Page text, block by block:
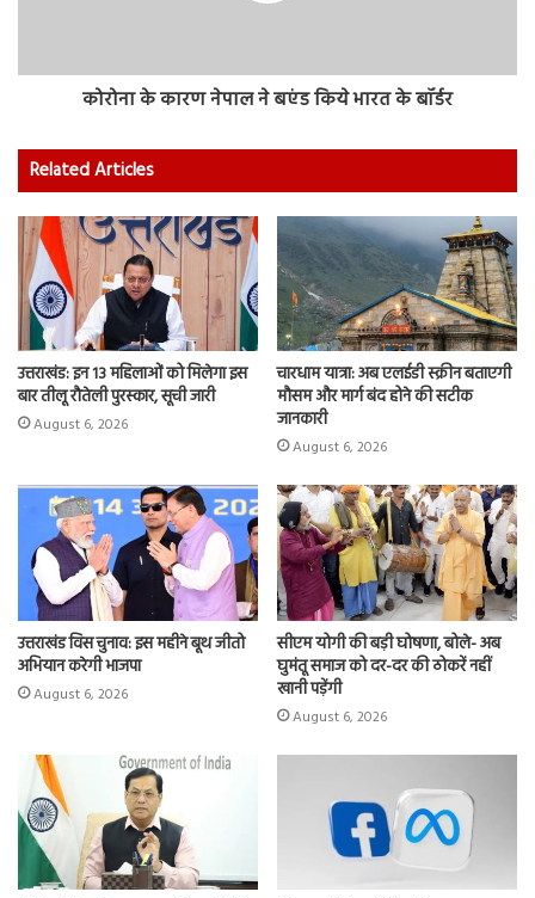
कोरोना के कारण नेपाल ने बएंड किये भारत के बॉर्डर
Related Articles
उत्तराखंड: इन 13 महिलाओं को मिलेगा इस
बार तीलू रौतेली पुरस्कार, सूची जारी
August 6, 2026
चारधाम यात्रा: अब एलईडी स्क्रीन बताएगी
मौसम और मार्ग बंद होने की सटीक
जानकारी
August 6, 2026
उत्तराखंड विस चुनाव: इस महीने बूथ जीतो
अभियान करेगी भाजपा
August 6, 2026
सीएम योगी की बड़ी घोषणा, बोले- अब
घुमंतू समाज को दर-दर की ठोकरें नहीं
खानी पड़ेंगी
August 6, 2026